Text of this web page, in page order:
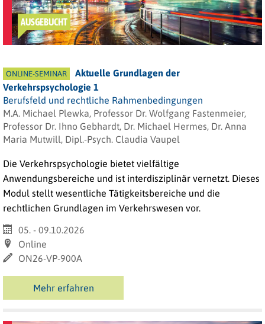
AUSGEBUCHT
ONLINE-SEMINAR
Aktuelle Grundlagen der
Verkehrspsychologie 1
Berufsfeld und rechtliche Rahmenbedingungen
M.A. Michael Plewka, Professor Dr. Wolfgang Fastenmeier,
Professor Dr. Ihno Gebhardt, Dr. Michael Hermes, Dr. Anna
Maria Mutwill, Dipl.-Psych. Claudia Vaupel
Die Verkehrspsychologie bietet vielfältige
Anwendungsbereiche und ist interdisziplinär vernetzt. Dieses
Modul stellt wesentliche Tätigkeitsbereiche und die
rechtlichen Grundlagen im Verkehrswesen vor.
05. - 09.10.2026
Online
ON26-VP-900A
Mehr erfahren